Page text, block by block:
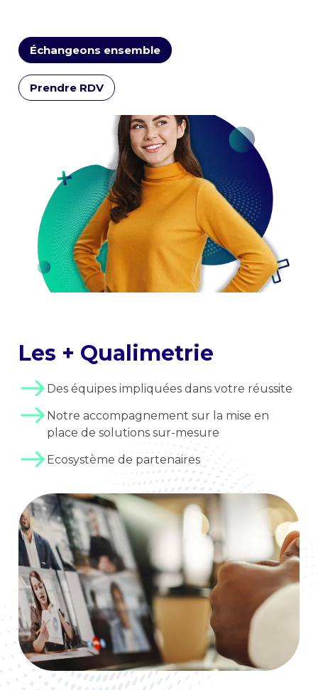
Échangeons ensemble
Prendre RDV
Les + Qualimetrie
Des équipes impliquées dans votre réussite
Notre accompagnement sur la mise en
place de solutions sur-mesure
Ecosystème de partenaires